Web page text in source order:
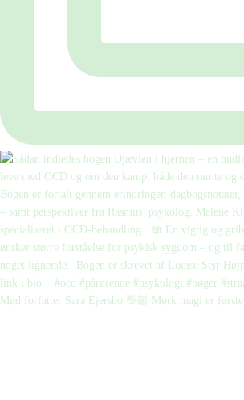
Mød forfatter Sara Ejersbo 👋🏼 Mørk magi er første